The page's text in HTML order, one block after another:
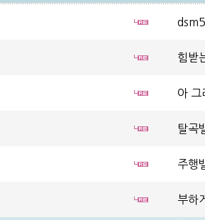
힘받
아 그
탈곡
주행
부하